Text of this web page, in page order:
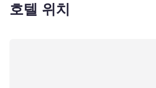
호텔 위치